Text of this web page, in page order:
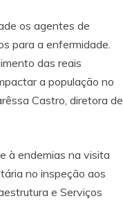
os agentes de
para a enfermidade.
das reais
a população no
Castro, diretora de
à endemias na visita
no inspeção aos
e Serviços